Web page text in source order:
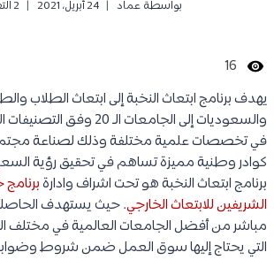
بواسطة عماد 24 أبريل، 2021 2 التعليقات
16
يهدف برنامج ابتعاث النخبة إلى ابتعاث الطلاب
والسعوديات إلى الجامعات الـ
في تخصصات علمية مختلفة وذلك لصناعة
برنامج ابتعاث النخبة هو تحت اشراف وادارة
الشريفين للابتعاث الخارجي. حيث يستهدف
مباشر من أفضل الجامعات العالمية في مختلف
التي يحتاج إليها سوق العمل ضمن شروط